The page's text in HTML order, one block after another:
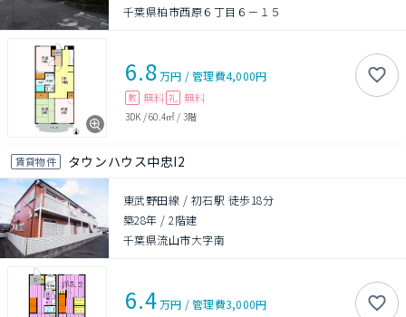
千葉県柏市西原６丁目６－１５
6.8万円 /管理費4,000円
敷 無料 礼 無料
3DK /60.4㎡ / 3階
賃貸物件 タウンハウス中忠I2
東武野田線 / 初石駅 徒歩18分
築28年 /2階建
千葉県流山市大字南
6.4万円 /管理費3,000円